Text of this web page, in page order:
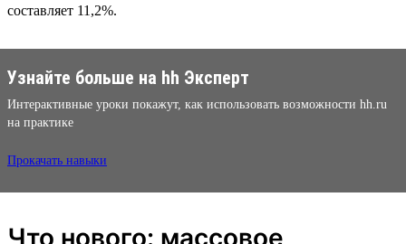
составляет 11,2%.
Узнайте больше на hh Эксперт
Интерактивные уроки покажут, как использовать возможности hh.ru
на практике
Прокачать навыки
Что нового: массовое